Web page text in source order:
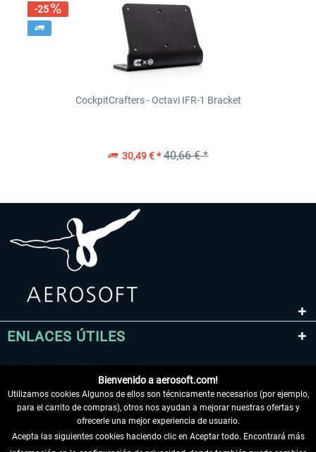
-25
CockpitCrafters - Octavi IFR-1 Bracket
30,49 € * 40,66 € *
ENLACES ÚTILES
Bienvenido a aerosoft.com!
Utilizamos cookies Algunos de ellos son técnicamente necesarios (por ejemplo,
para el carrito de compras), otros nos ayudan a mejorar nuestras ofertas y
ofrecerle una mejor experiencia de usuario.
Acepta las siguientes cookies haciendo clic en Aceptar todo. Encontrará más